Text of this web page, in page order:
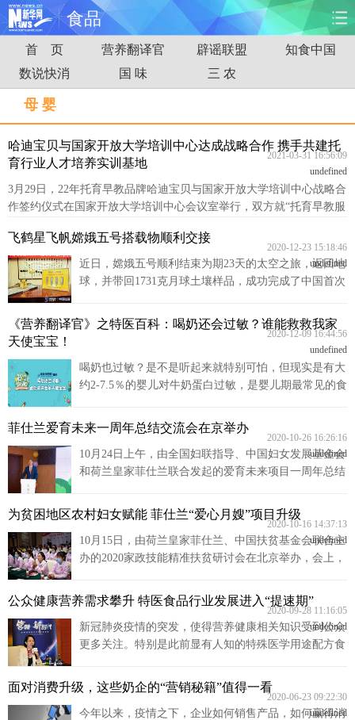
食品
首页 时政 国际 财经
娱乐
时尚 思客 地方 法治
汽车
图片 视频 彩票 食品
旅游
金融 无人机
富媒体 摄影 新华广播
新华电视中文 新华电视英文
首 页 营养翻译官 辟谣联盟
知食中国
数说快消
国 味 三 农
母 婴
哈迪宝贝与国家开放大学培训中心达成战略合作 携手共建托
育行业人才培养实训基地
3月29日，22年托育早教品牌哈迪宝贝与国家开放大学培训中心战略合
作签约仪式在国家开放大学培训中心会议室举行，双方就“托育早教服
作。
undefined
2021-03-31 16:56:09
飞鹤星飞帆嫦娥五号搭载物顺利交接
近日，嫦娥五号顺利结束为期23天的太空之旅，返回地
球，并带回1731克月球土壤样品，成功完成了中国首次
上，中国飞鹤旗下婴幼儿配方产品星飞帆成为嫦娥五号
搭载物。
undefined
2020-12-23 15:18:46
《营养翻译官》之特医百科：喝奶还会过敏？谁能救救我家
天使宝宝！
喝奶也过敏？是不是听起来就特别可怕，但现实是有大
约2-7.5％的婴儿对牛奶蛋白过敏，是婴儿期最常见的食
做呢？
undefined
2020-12-09 16:44:56
菲仕兰爱育未来一周年总结交流会在京举办
10月24日上午，由全国妇联指导、中国妇女发展基金会
和荷兰皇家菲仕兰联合发起的爱育未来项目一周年总结
赠仪式。十届全国妇联副主席、书记处书记、中国妇女
发展基金会理事长甄砚，中国妇女发展基金会副理事长
兼秘书长张建岷，荷兰皇家菲仕兰中国高级副总裁杨国
超等领导嘉宾出席活动。
undefined
2020-10-26 16:26:16
为贫困地区农村妇女赋能 菲仕兰“爱心月嫂”项目升级
10月15日，由荷兰皇家菲仕兰、中国扶贫基金会联合主
办的2020家政技能精准扶贫研讨会在北京举办，会上，
心理问题高发的社会现象，增设“应对孕产妇心理健
康”等专业系统课程培训，以提升月嫂综合服务质量和
专业化竞争力，进一步满足多元化的社会需求。
undefined
2020-10-16 14:37:13
公众健康营养需求攀升 特医食品行业发展进入“提速期”
新冠肺炎疫情的突发，使得营养健康相关知识受到公众
更多关注。特别是此前显有人知的特殊医学用途配方食
后，公众及临床医生对特医食品的认知与应用有所提
升，特医食品行业发展进入提速期。
undefined
2020-09-28 11:16:05
面对消费升级，这些奶企的“营销秘籍”值得一看
今年以来，疫情之下，企业如何销售产品，如何赢得消
undefined
2020-06-23 09:22:30